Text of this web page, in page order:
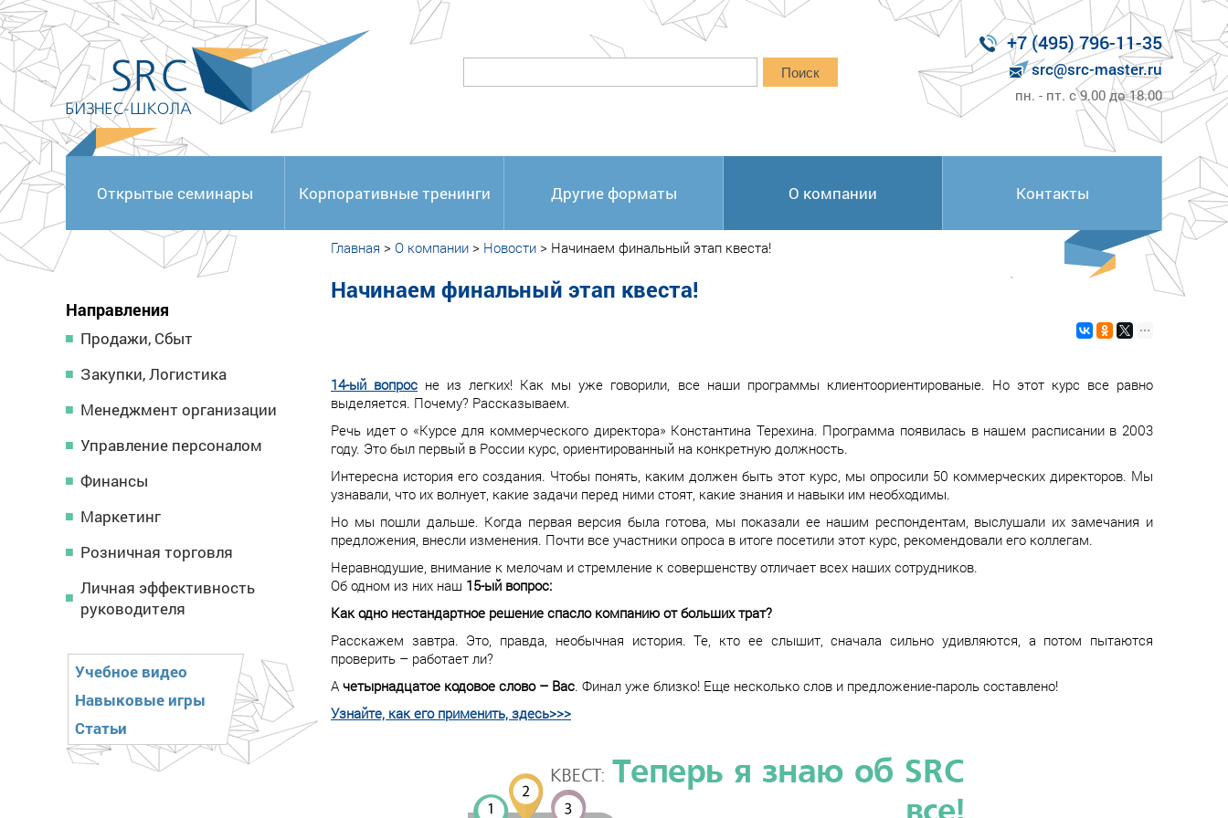
<
Поиск
+7 (495) 796-11-35
src@src-master.ru
пн. - пт. с 9.00 до 18.00
Открытые семинары Корпоративные тренинги Другие форматы О компании Контакты
Направления
Продажи, Сбыт
Закупки, Логистика
Менеджмент организации
Управление персоналом
Финансы
Маркетинг
Розничная торговля
Личная эффективность
руководителя
Учебное видео
Навыковые игры
Статьи
Главная > О компании > Новости > Начинаем финальный этап квеста!
Начинаем финальный этап квеста!
14-ый вопрос не из легких! Как мы уже говорили, все наши программы клиентоориентированые. Но этот курс все равно
выделяется. Почему? Рассказываем.
Речь идет о «Курсе для коммерческого директора» Константина Терехина. Программа появилась в нашем расписании в 2003
году. Это был первый в России курс, ориентированный на конкретную должность.
Интересна история его создания. Чтобы понять, каким должен быть этот курс, мы опросили 50 коммерческих директоров. Мы
узнавали, что их волнует, какие задачи перед ними стоят, какие знания и навыки им необходимы.
Но мы пошли дальше. Когда первая версия была готова, мы показали ее нашим респондентам, выслушали их замечания и
предложения, внесли изменения. Почти все участники опроса в итоге посетили этот курс, рекомендовали его коллегам.
Неравнодушие, внимание к мелочам и стремление к совершенству отличает всех наших сотрудников.
Об одном из них наш 15-ый вопрос:
Как одно нестандартное решение спасло компанию от больших трат?
Расскажем завтра. Это, правда, необычная история. Те, кто ее слышит, сначала сильно удивляются, а потом пытаются
проверить – работает ли?
А четырнадцатое кодовое слово – Вас. Финал уже близко! Еще несколько слов и предложение-пароль составлено!
Узнайте, как его применить, здесь>>>